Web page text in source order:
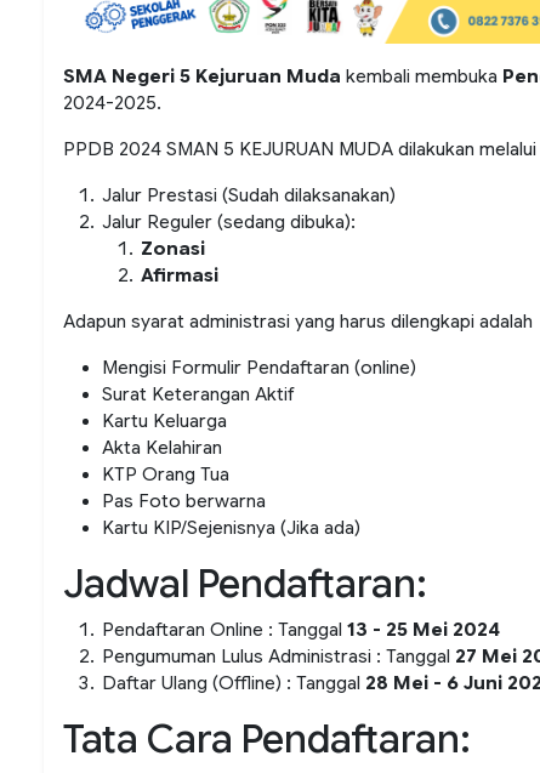
SMA Negeri 5 Kejuruan Muda kembali membuka
2024-2025.
PPDB 2024 SMAN 5 KEJURUAN MUDA dilakukan
Jalur Prestasi (Sudah dilaksanakan)
Jalur Reguler (sedang dibuka):
Zonasi
Afirmasi
Adapun syarat administrasi yang harus dilengkapi adalah
Mengisi Formulir Pendaftaran (online)
Surat Keterangan Aktif
Kartu Keluarga
Akta Kelahiran
KTP Orang Tua
Pas Foto berwarna
Kartu KIP/Sejenisnya (Jika ada)
Jadwal Pendaftaran:
Pendaftaran Online : Tanggal 13 - 25 Mei 2024
Pengumuman Lulus Administrasi : Tanggal 27 Mei
Daftar Ulang (Offline) : Tanggal 28 Mei - 6 Juni
Tata Cara Pendaftaran: